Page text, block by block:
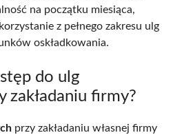
na początku miesiąca,
z pełnego zakresu ulg
oskładkowania.
do ulg
zakładaniu firmy?
przy zakładaniu własnej firmy